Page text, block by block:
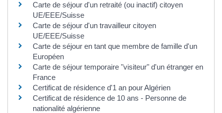
Carte de séjour d'un retraité (ou inactif) citoyen
UE/EEE/Suisse
Carte de séjour d'un travailleur citoyen
UE/EEE/Suisse
Carte de séjour en tant que membre de famille d'un
Européen
Carte de séjour temporaire "visiteur" d'un étranger en
France
Certificat de résidence d'1 an pour Algérien
Certificat de résidence de 10 ans - Personne de
nationalité algérienne